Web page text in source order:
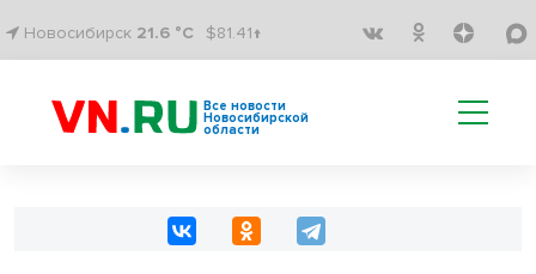
Новосибирск 21.6 °C $81.41↑
Все новости
Новосибирской
области